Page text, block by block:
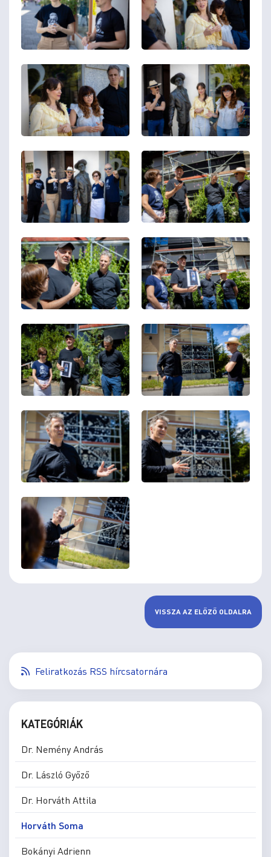
VISSZA AZ ELŐZŐ OLDALRA
Feliratkozás RSS hírcsatornára
KATEGÓRIÁK
Dr. Nemény András
Dr. László Győző
Dr. Horváth Attila
Horváth Soma
Bokányi Adrienn